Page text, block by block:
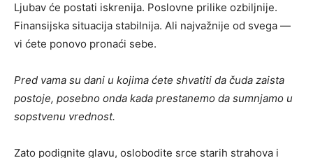
Ljubav će postati iskrenija. Poslovne prilike ozbiljnije.
Finansijska situacija stabilnija. Ali najvažnije od svega —
vi ćete ponovo pronaći sebe.
Pred vama su dani u kojima ćete shvatiti da čuda zaista
postoje, posebno onda kada prestanemo da sumnjamo u
sopstvenu vrednost.
Zato podignite glavu, oslobodite srce starih strahova i